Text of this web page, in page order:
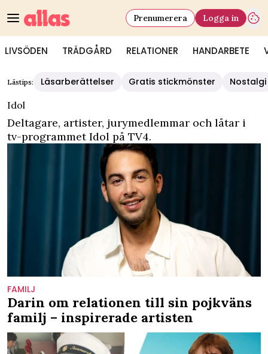
LIVSÖDEN TRÄDGÅRD RELATIONER HANDARBETE
Prenumerera Logga in
Lästips: Läsarberättelser Gratis stickmönster
Nostalgi
Idol
Deltagare, artister, jurymedlemmar och låtar i
tv-programmet Idol på TV4.
FAMILJ
Darin om relationen till sin pojkväns
familj – inspirerade artisten